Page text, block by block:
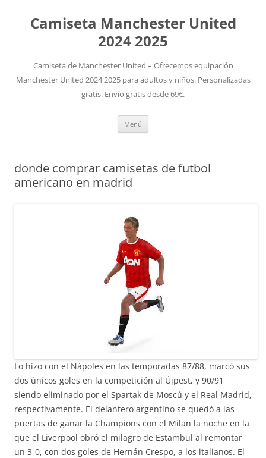
Camiseta Manchester United
2024 2025
Camiseta de Manchester United – Ofrecemos equipación
Manchester United 2024 2025 para adultos y niños. Personalizadas
gratis. Envío gratis desde 69€.
Menú
donde comprar camisetas de futbol
americano en madrid
Lo hizo con el Nápoles en las temporadas 87/88, marcó sus
dos únicos goles en la competición al Újpest, y 90/91
siendo eliminado por el Spartak de Moscú y el Real Madrid,
respectivamente. El delantero argentino se quedó a las
puertas de ganar la Champions con el Milan la noche en la
que el Liverpool obró el milagro de Estambul al remontar
un 3-0, con dos goles de Hernán Crespo, a los italianos. El